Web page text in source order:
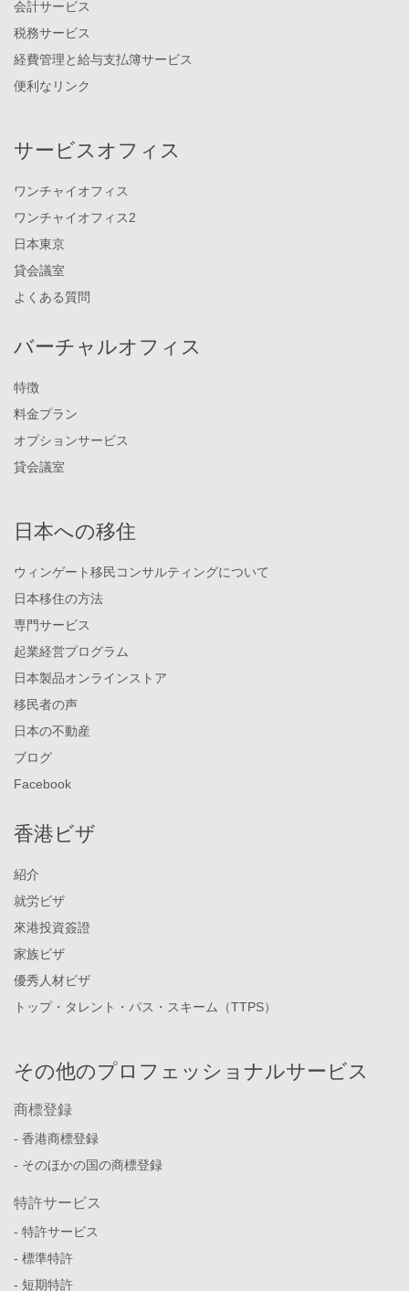
会計サービス
税務サービス
経費管理と給与支払簿サービス
便利なリンク
サービスオフィス
ワンチャイオフィス
ワンチャイオフィス2
日本東京
貸会議室
よくある質問
バーチャルオフィス
特徴
料金プラン
オプションサービス
貸会議室
日本への移住
ウィンゲート移民コンサルティングについて
日本移住の方法
専門サービス
起業経営プログラム
日本製品オンラインストア
移民者の声
日本の不動産
ブログ
Facebook
香港ビザ
紹介
就労ビザ
來港投資簽證
家族ビザ
優秀人材ビザ
トップ・タレント・パス・スキーム（TTPS）
その他のプロフェッショナルサービス
商標登録
- 香港商標登録
- そのほかの国の商標登録
特許サービス
- 特許サービス
- 標準特許
- 短期特許